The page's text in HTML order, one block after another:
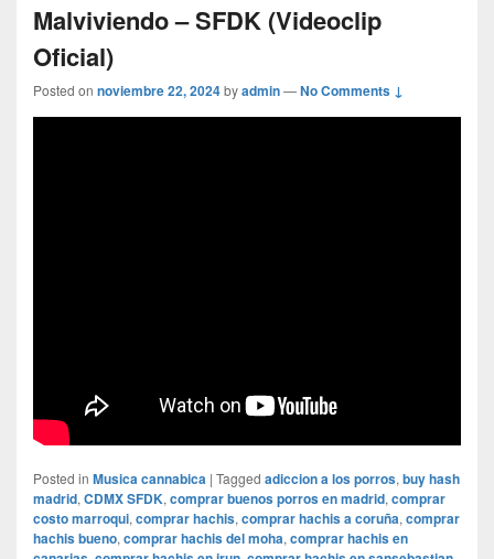
Malviviendo – SFDK (Videoclip
Oficial)
Posted on noviembre 22, 2024byadmin—No Comments ↓
Posted in Musica cannabica | Tagged adiccion a los porros, buy hash
madrid, CDMX SFDK, comprar buenos porros en madrid, comprar
costo marroqui, comprar hachis, comprar hachis a coruña, comprar
hachis bueno, comprar hachis del moha, comprar hachis en